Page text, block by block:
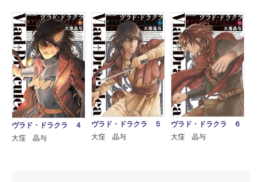
ヴラド・ドラクラ ４
大窪 晶与
ヴラド・ドラクラ ５
大窪 晶与
ヴラド・ドラクラ ６
大窪 晶与